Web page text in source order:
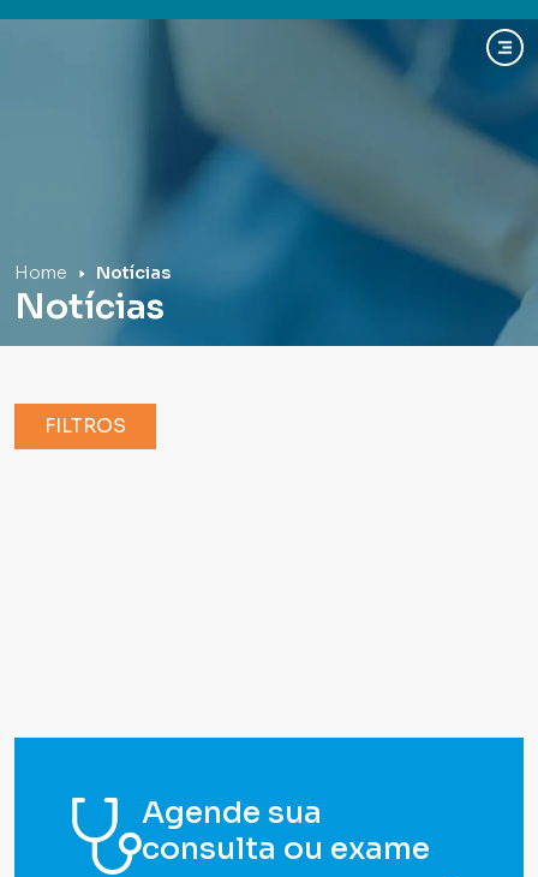
Home Notícias
Notícias
FILTROS
Agende sua
consulta ou exame